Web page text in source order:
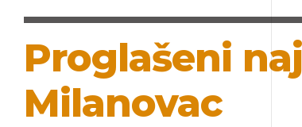
Proglašeni
Milanovac